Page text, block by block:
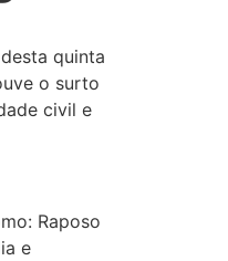
quinta
o surto
civil e
Raposo
e